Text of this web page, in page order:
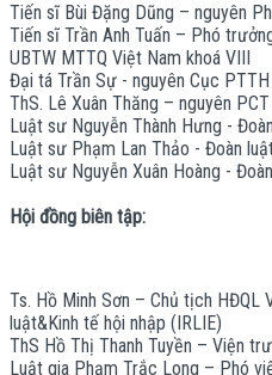
Tiến sĩ Bùi Đặng Dũng – nguyên
Tiến sĩ Trần Anh Tuấn – Phó
UBTW MTTQ Việt Nam khoá VIII
Đại tá Trần Sự - nguyên Cục PTTH
ThS. Lê Xuân Thăng – nguyên
Luật sư Nguyễn Thành Hưng -
Luật sư Phạm Lan Thảo - Đoàn
Luật sư Nguyễn Xuân Hoàng -
Hội đồng biên tập:
Ts. Hồ Minh Sơn – Chủ tịch HĐQL
luật&Kinh tế hội nhập (IRLIE)
ThS Hồ Thị Thanh Tuyền – Viện
Luật gia Phạm Trắc Long – Phó